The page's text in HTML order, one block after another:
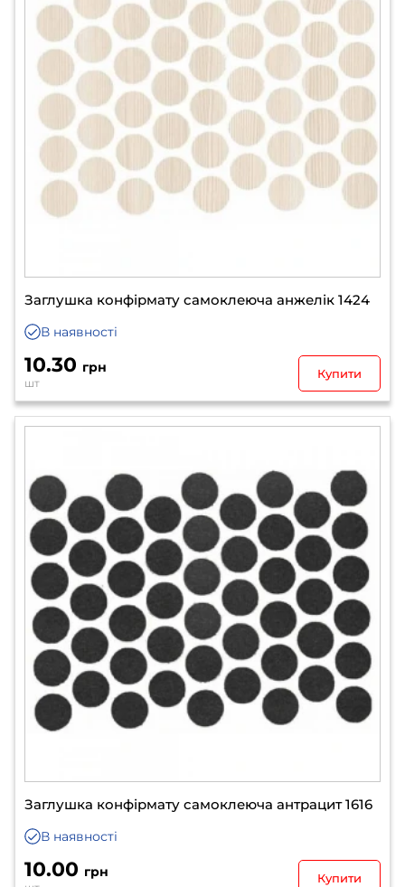
Заглушка конфірмату самоклеюча анжелік 1424
В наявності
10.30 грн
шт
Купити
Заглушка конфірмату самоклеюча антрацит 1616
В наявності
10.00 грн Купити